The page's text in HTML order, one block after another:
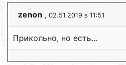
zenon , 02.51.2019 в 11:51
Прикольно, но есть...